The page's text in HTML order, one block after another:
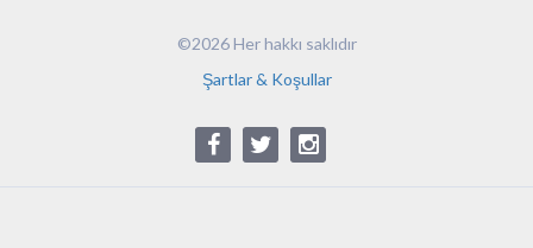
©2026 Her hakkı saklıdır
Şartlar & Koşullar